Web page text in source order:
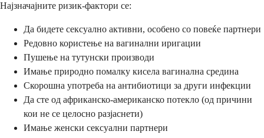
Најзначајните ризик-фактори се:
Да бидете сексуално активни, особено со повеќе партнери
Редовно користење на вагинални иригации
Пушење на тутунски производи
Имање природно помалку кисела вагинална средина
Скорошна употреба на антибиотици за други инфекции
Да сте од африканско-американско потекло (од причини
кои не се целосно разјаснети)
Имање женски сексуални партнери